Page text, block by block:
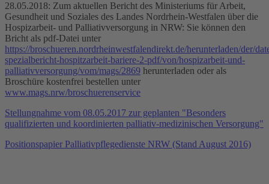
28.05.2018: Zum aktuellen Bericht des Ministeriums für Arbeit,
Gesundheit und Soziales des Landes Nordrhein-Westfalen über die
Hospizarbeit- und Palliativversorgung in NRW: Sie können den
Bricht als pdf-Datei unter
https://broschueren.nordrheinwestfalendirekt.de/herunterladen/der/
spezialbericht-hospitzarbeit-bariere-2-pdf/von/hospizarbeit-und-
palliativversorgung/vom/mags/2869 herunterladen oder als
Broschüre kostenfrei bestellen unter
www.mags.nrw/broschuerenservice
Stellungnahme vom 08.05.2017 zur geplanten "Besonders
qualifizierten und koordinierten palliativ-medizinischen Versorgung"
Positionspapier Palliativpflegedienste NRW (Stand August 2016)